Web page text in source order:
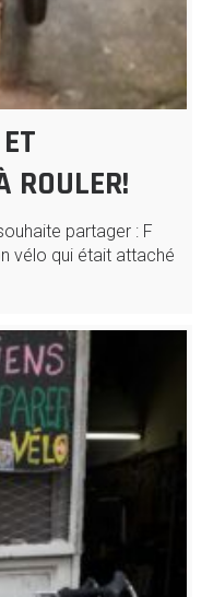
ROULER!
partager : F
vélo qui était attaché